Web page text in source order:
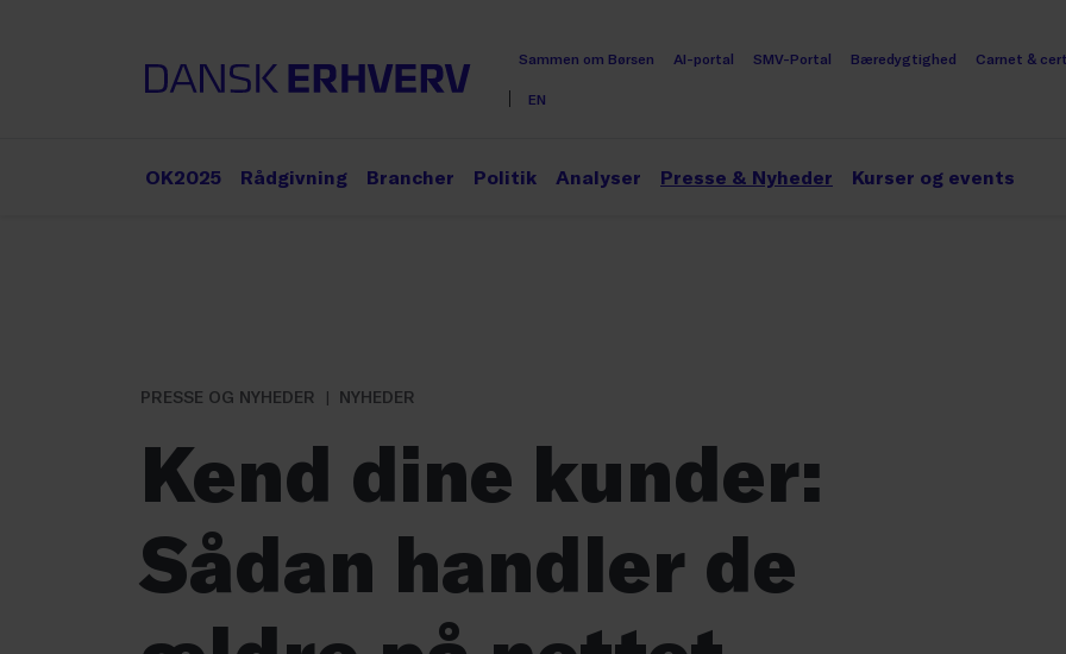
Sammen om Børsen AI-portal SMV-Portal Bæredygtighed Carnet &
EN
OK2025 Rådgivning Brancher Politik Analyser Presse & Nyheder Kurser og events
PRESSE OG NYHEDER NYHEDER
Kend dine kunder:
Sådan handler de